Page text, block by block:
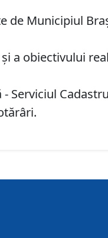
de Municipiul
a obiectivului
Serviciul